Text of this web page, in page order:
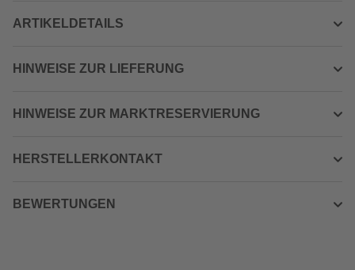
ARTIKELDETAILS
HINWEISE ZUR LIEFERUNG
HINWEISE ZUR MARKTRESERVIERUNG
HERSTELLERKONTAKT
BEWERTUNGEN